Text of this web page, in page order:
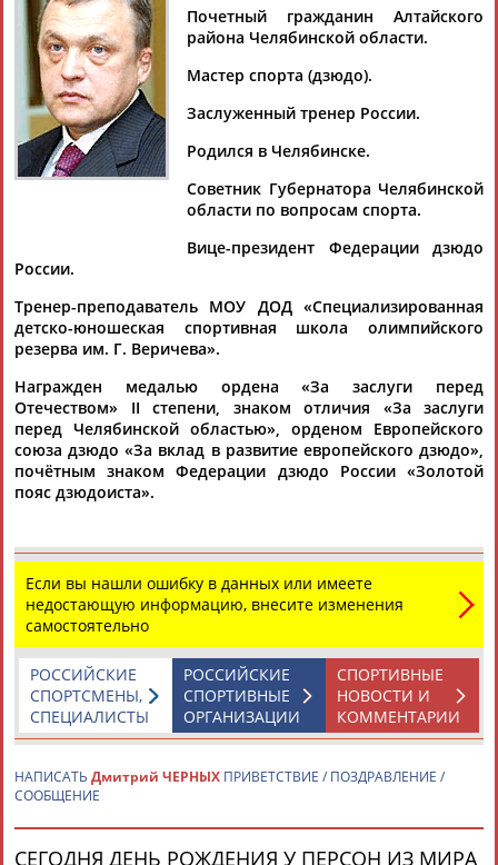
Аслаудин
АБАЕВ
Елена
АБАИМОВА
Мария
АБАКУМОВА
АБАЛАКИНА
Тамилла
АБАСОВА
Рамазан
АБАЧАРАЕВ
Ростом
АБАШИДЗЕ
Флюра
БУЛАТОВА
Татьяна
Каримжан
АБДРАХМАНОВ
Аделя
Андрей
Герман
Дзюдо
Почетный гражданин Алтайского
района Челябинской области.
Мастер спорта (дзюдо).
Заслуженный тренер России.
Родился в Челябинске.
Советник Губернатора Челябинской
области по вопросам спорта.
Вице-президент Федерации дзюдо
России.
Тренер-преподаватель МОУ ДОД «Специализированная
детско-юношеская спортивная школа олимпийского
резерва им. Г. Веричева».
Награжден медалью ордена «За заслуги перед
Отечеством» II степени, знаком отличия «За заслуги
перед Челябинской областью», орденом Европейского
союза дзюдо «За вклад в развитие европейского дзюдо»,
почётным знаком Федерации дзюдо России «Золотой
пояс дзюдоиста».
Если вы нашли ошибку в данных или имеете
недостающую информацию, внесите изменения
самостоятельно
СПОРТИВНЫЕ
НОВОСТИ И
КОММЕНТАРИИ
РОССИЙСКИЕ
СПОРТИВНЫЕ
ОРГАНИЗАЦИИ
РОССИЙСКИЕ
СПОРТСМЕНЫ,
СПЕЦИАЛИСТЫ
НАПИСАТЬ Дмитрий ЧЕРНЫХ ПРИВЕТСТВИЕ / ПОЗДРАВЛЕНИЕ /
СООБЩЕНИЕ
СЕГОДНЯ ДЕНЬ РОЖДЕНИЯ У ПЕРСОН ИЗ МИРА